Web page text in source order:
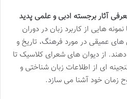
آثار برجسته ادبی و علمی پدید
نمونه هایی از کاربرد زبان در دوران
عمیقی در مورد فرهنگ، تاریخ و
از دیوان های شعرای کلاسیک تا
ای از اطلاعات زبان شناختی و
زمان خود آشنا می سازد.